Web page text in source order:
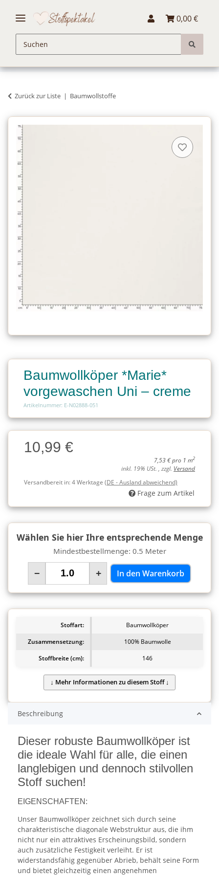
0,00 €
Zurück zur Liste Baumwollstoffe
Baumwollköper *Marie*
vorgewaschen Uni – creme
Artikelnummer: E-N02888-051
Charge
Charge10,99 €
7,53 € pro 1 m2
inkl. 19% USt. , zzgl. Versand
Versandbereit in:4 Werktage (DE - Ausland abweichend)
Frage zum Artikel
Wählen Sie hier Ihre entsprechende Menge
Mindestbestellmenge: 0.5 Meter
− + In den Warenkorb
Stoffart:
Baumwollköper
Zusammensetzung:
100% Baumwolle
Stoffbreite (cm):
146
Beschreibung
Dieser robuste Baumwollköper ist
die ideale Wahl für alle, die einen
langlebigen und dennoch stilvollen
Stoff suchen!
EIGENSCHAFTEN:
Unser Baumwollköper zeichnet sich durch seine
charakteristische diagonale Webstruktur aus, die ihm
nicht nur ein attraktives Erscheinungsbild, sondern
auch zusätzliche Festigkeit verleiht. Er ist
widerstandsfähig gegenüber Abrieb, behält seine Form
und bietet gleichzeitig einen angenehmen